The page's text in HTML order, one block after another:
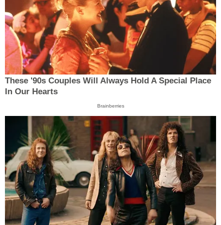
These '90s Couples Will Always Hold A Special Place
In Our Hearts
Brainberries